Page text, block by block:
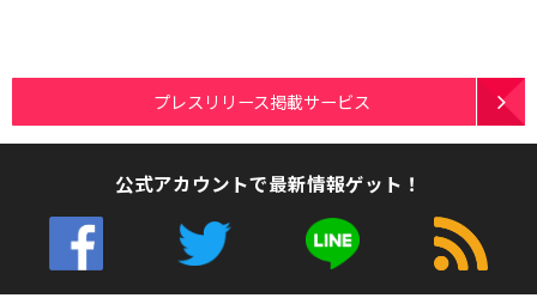
プレスリリース掲載サービス
公式アカウントで最新情報ゲット！